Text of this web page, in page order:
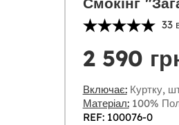
33
2 590
Включає:Куртку,
Матеріал:100%
REF: 100076-0